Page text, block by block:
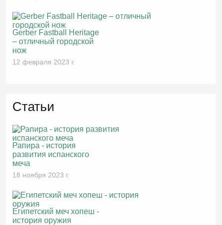
Gerber Fastball Heritage
– отличный городской
нож
12 февраля 2023 г.
Статьи
Рапира - история
развития испанского
меча
18 ноября 2023 г.
Египетский меч хопеш -
история оружия